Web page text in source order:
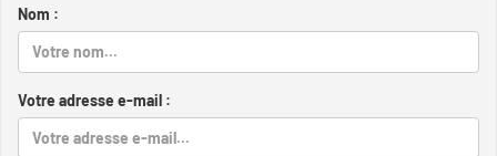
Nom :
Votre adresse e-mail :